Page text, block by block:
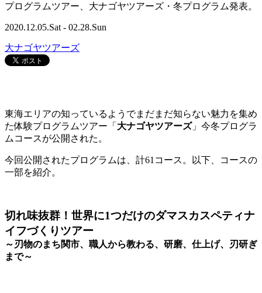
プログラムツアー、大ナゴヤツアーズ・冬プログラム発表。
2020.12.05.Sat - 02.28.Sun
大ナゴヤツアーズ
東海エリアの知っているようでまだまだ知らない魅力を集め
た体験プログラムツアー「 大ナゴヤツアーズ」今冬プログラ
ムコースが公開された。
今回公開されたプログラムは、計61 コース。以下、コースの
一部を紹介。
切れ味抜群！世界に1つだけのダマスカスペティナ
イフづくりツアー
～刃物のまち関市、職人から教わる、研磨、仕上げ、刃研ぎ
まで～